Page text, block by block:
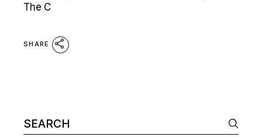
The C
SHARE
Search
for: